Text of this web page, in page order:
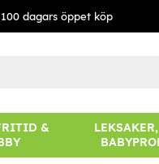
dagars öppet köp
&